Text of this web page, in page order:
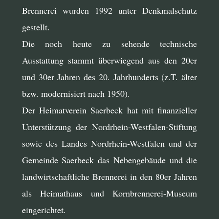
Brennerei wurden 1992 unter Denkmalschutz
gestellt.
Die noch heute zu sehende technische
Ausstattung stammt überwiegend aus den 20er
und 30er Jahren des 20. Jahrhunderts (z.T. älter
bzw. modernisiert nach 1950).
Der Heimatverein Saerbeck hat mit finanzieller
Unterstützung der Nordrhein-Westfalen-Stiftung
sowie des Landes Nordrhein-Westfalen und der
Gemeinde Saerbeck das Nebengebäude und die
landwirtschaftliche Brennerei in den 80er Jahren
als Heimathaus und Kornbrennerei-Museum
eingerichtet.